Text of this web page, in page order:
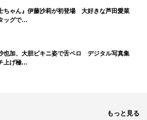
くて、ロングTシャツだと思ってい
11月に友達と高尾山に山登りに行っ
って上に着ていたパーカーを脱いで
で山頂まで行ったんです。一緒に行
かしいから今すぐ（上着を）着て」っ
ど、僕的にはちょうどよくてそのまま
入りのテレビ番組を教えてください。
ちゃん』伊藤沙莉が初登場 大好きな芦田愛菜
ッグで…
也加、大胆ビキニ姿で舌ペロ デジタル写真集
上げ極…
もっと見る